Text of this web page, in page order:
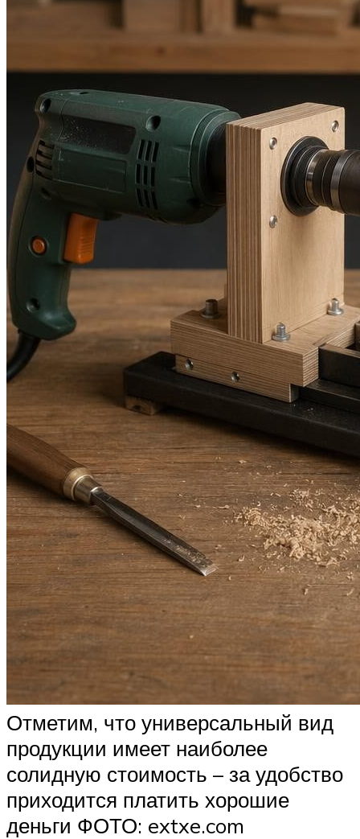
Отметим, что универсальный вид
продукции имеет наиболее
солидную стоимость – за удобство
приходится платить хорошие
деньги ФОТО: extxe.com